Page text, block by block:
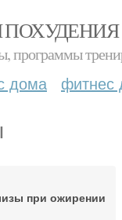
ПОХУДЕНИЯ
дома фитнес
при ожирении